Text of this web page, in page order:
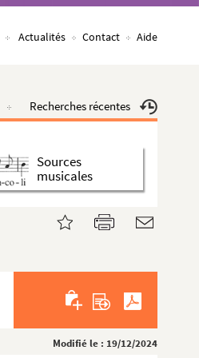
Actualités Contact Aide
Recherches récentes
Sources
musicales
Modifié le : 19/12/2024